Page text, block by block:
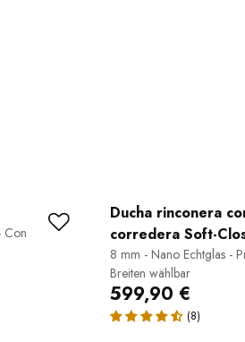
Con
Ducha rinconera
corredera Soft-
8 mm - Nano Echtglas -
Breiten wählbar
599,90 €